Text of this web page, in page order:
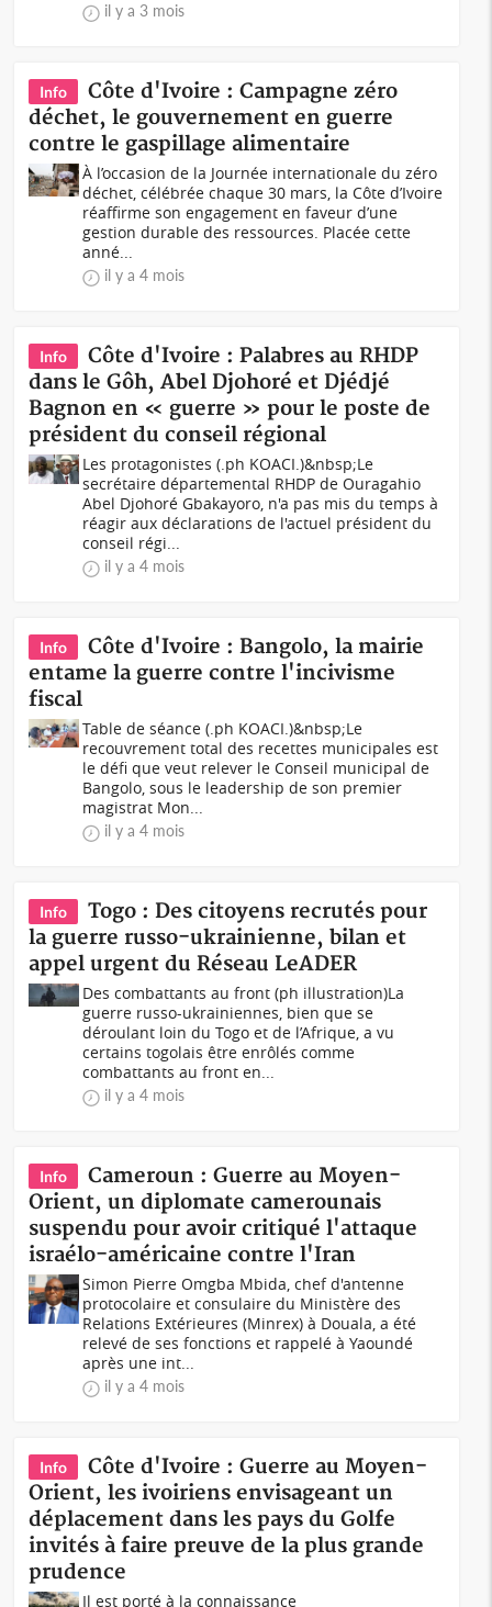
il y a 3 mois
Info
Côte d'Ivoire : Campagne zéro
déchet, le gouvernement en guerre
contre le gaspillage alimentaire
À l’occasion de la Journée internationale du zéro
déchet, célébrée chaque 30 mars, la Côte d’Ivoire
réaffirme son engagement en faveur d’une
gestion durable des ressources. Placée cette
anné...
il y a 4 mois
Info
Côte d'Ivoire : Palabres au RHDP
dans le Gôh, Abel Djohoré et Djédjé
Bagnon en « guerre » pour le poste de
président du conseil régional
Les protagonistes (.ph KOACI.)&nbsp;Le
secrétaire départemental RHDP de Ouragahio
Abel Djohoré Gbakayoro, n'a pas mis du temps à
réagir aux déclarations de l'actuel président du
conseil régi...
il y a 4 mois
Info
Côte d'Ivoire : Bangolo, la mairie
entame la guerre contre l'incivisme
fiscal
Table de séance (.ph KOACI.)&nbsp;Le
recouvrement total des recettes municipales est
le défi que veut relever le Conseil municipal de
Bangolo, sous le leadership de son premier
magistrat Mon...
il y a 4 mois
Info
Togo : Des citoyens recrutés pour
la guerre russo-ukrainienne, bilan et
appel urgent du Réseau LeADER
Des combattants au front (ph illustration)La
guerre russo-ukrainiennes, bien que se
déroulant loin du Togo et de l’Afrique, a vu
certains togolais être enrôlés comme
combattants au front en...
il y a 4 mois
Info
Cameroun : Guerre au Moyen-
Orient, un diplomate camerounais
suspendu pour avoir critiqué l'attaque
israélo-américaine contre l'Iran
Simon Pierre Omgba Mbida, chef d'antenne
protocolaire et consulaire du Ministère des
Relations Extérieures (Minrex) à Douala, a été
relevé de ses fonctions et rappelé à Yaoundé
après une int...
il y a 4 mois
Info
Côte d'Ivoire : Guerre au Moyen-
Orient, les ivoiriens envisageant un
déplacement dans les pays du Golfe
invités à faire preuve de la plus grande
prudence
Il est porté à la connaissance